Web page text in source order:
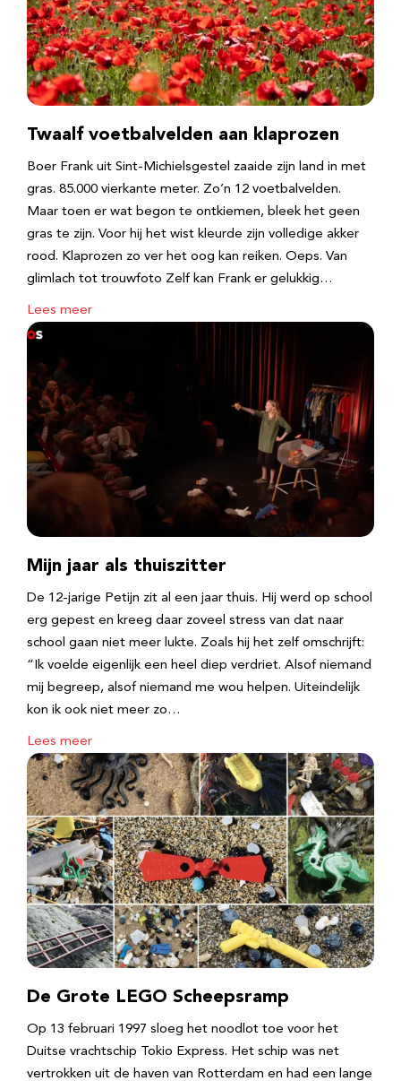
Twaalf voetbalvelden aan klaprozen
Boer Frank uit Sint-Michielsgestel zaaide zijn land in met
gras. 85.000 vierkante meter. Zo’n 12 voetbalvelden.
Maar toen er wat begon te ontkiemen, bleek het geen
gras te zijn. Voor hij het wist kleurde zijn volledige akker
rood. Klaprozen zo ver het oog kan reiken. Oeps. Van
glimlach tot trouwfoto Zelf kan Frank er gelukkig…
Lees meer
Mijn jaar als thuiszitter
De 12-jarige Petijn zit al een jaar thuis. Hij werd op school
erg gepest en kreeg daar zoveel stress van dat naar
school gaan niet meer lukte. Zoals hij het zelf omschrijft:
“Ik voelde eigenlijk een heel diep verdriet. Alsof niemand
mij begreep, alsof niemand me wou helpen. Uiteindelijk
kon ik ook niet meer zo…
Lees meer
De Grote LEGO Scheepsramp
Op 13 februari 1997 sloeg het noodlot toe voor het
Duitse vrachtschip Tokio Express. Het schip was net
vertrokken uit de haven van Rotterdam en had een lange